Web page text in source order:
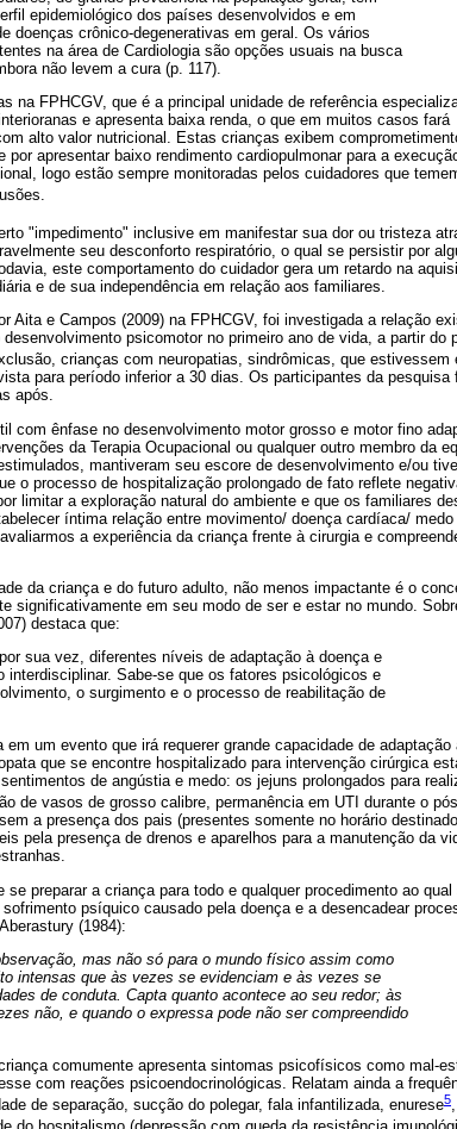
epidemiológico dos países desenvolvidos e em
doenças crônico-degenerativas em geral. Os vários
na área de Cardiologia são opções usuais na busca
não levem a cura (p. 117).
na FPHCGV, que é a principal unidade de referência
e apresenta baixa renda, o que em muitos casos fará
alto valor nutricional. Estas crianças exibem
apresentar baixo rendimento cardiopulmonar para a
logo estão sempre monitoradas pelos cuidadores que
"impedimento" inclusive em manifestar sua dor ou tristeza
seu desconforto respiratório, o qual se persistir por
este comportamento do cuidador gera um retardo na
e de sua independência em relação aos familiares.
Aita e Campos (2009) na FPHCGV, foi investigada a relação
psicomotor no primeiro ano de vida, a partir do
crianças com neuropatias, sindrômicas, que estivessem
para período inferior a 30 dias. Os participantes da pesquisa
após.
com ênfase no desenvolvimento motor grosso e motor fino
da Terapia Ocupacional ou qualquer outro membro da
mantiveram seu escore de desenvolvimento e/ou
o processo de hospitalização prolongado de fato reflete
limitar a exploração natural do ambiente e que os familiares
íntima relação entre movimento/ doença cardíaca/ medo
a experiência da criança frente à cirurgia e
da criança e do futuro adulto, não menos impactante é o
significativamente em seu modo de ser e estar no mundo.
destaca que:
sua vez, diferentes níveis de adaptação à doença e
Sabe-se que os fatores psicológicos e
o surgimento e o processo de reabilitação de
um evento que irá requerer grande capacidade de adaptação
que se encontre hospitalizado para intervenção cirúrgica
de angústia e medo: os jejuns prolongados para
de vasos de grosso calibre, permanência em UTI durante o
a presença dos pais (presentes somente no horário
pela presença de drenos e aparelhos para a manutenção da
preparar a criança para todo e qualquer procedimento ao qual
psíquico causado pela doença e a desencadear
(1984):
mas não só para o mundo físico assim como
intensas que às vezes se evidenciam e às vezes se
de conduta. Capta quanto acontece ao seu redor; às
não, e quando o expressa pode não ser compreendido
comumente apresenta sintomas psicofísicos como mal-
com reações psicoendocrinológicas. Relatam ainda a
de separação, sucção do polegar, fala infantilizada, enurese5,